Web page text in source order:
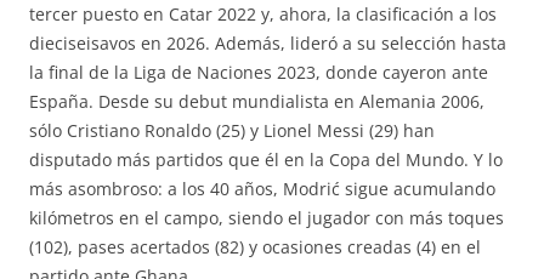
tercer puesto en Catar 2022 y, ahora, la clasificación a los
dieciseisavos en 2026. Además, lideró a su selección hasta
la final de la Liga de Naciones 2023, donde cayeron ante
España. Desde su debut mundialista en Alemania 2006,
sólo Cristiano Ronaldo (25) y Lionel Messi (29) han
disputado más partidos que él en la Copa del Mundo. Y lo
más asombroso: a los 40 años, Modrić sigue acumulando
kilómetros en el campo, siendo el jugador con más toques
(102), pases acertados (82) y ocasiones creadas (4) en el